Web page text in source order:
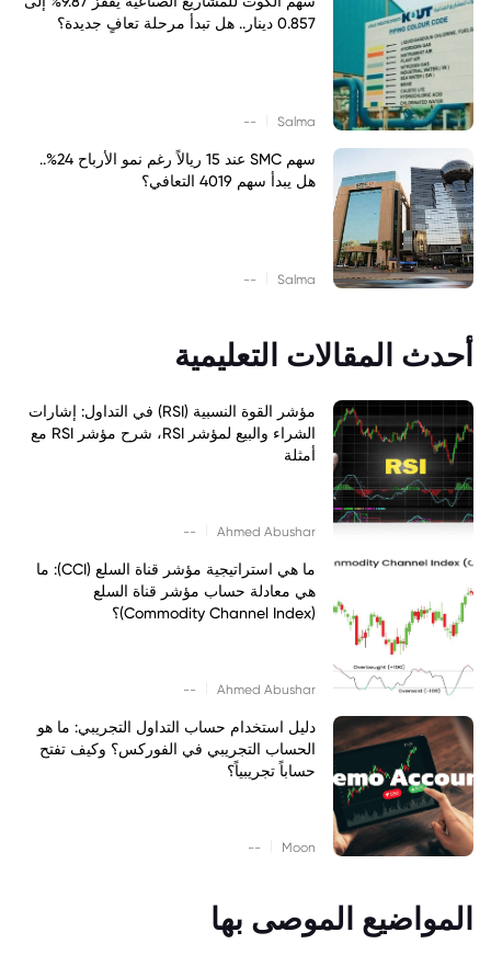
0.857 دينار.. هل تبدأ مرحلة تعافٍ جديدة؟
Salma
--
سهم SMC عند 15 ريالاً رغم نمو الأرباح 24%..
هل يبدأ سهم 4019 التعافي؟
Salma
--
أحدث المقالات التعليمية
مؤشر القوة النسبية (RSI) في التداول: إشارات
الشراء والبيع لمؤشر RSI، شرح مؤشر RSI مع
أمثلة
Ahmed Abushar
--
ما هي استراتيجية مؤشر قناة السلع (CCI): ما
هي معادلة حساب مؤشر قناة السلع
(Commodity Channel Index)؟
Ahmed Abushar
--
دليل استخدام حساب التداول التجريبي: ما هو
الحساب التجريبي في الفوركس؟ وكيف تفتح
حساباً تجريبياً؟
Moon
--
المواضيع الموصى بها